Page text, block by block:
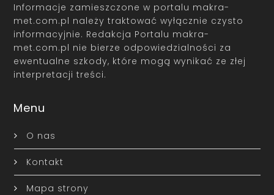
Informacje zamieszczone w portalu makra-
met.com.pl należy traktować wyłącznie czysto
informacyjnie. Redakcja Portalu makra-
met.com.pl nie bierze odpowiedzialności za
ewentualne szkody, które mogą wynikać ze złej
interpretacji treści.
Menu
O nas
Kontakt
Mapa strony